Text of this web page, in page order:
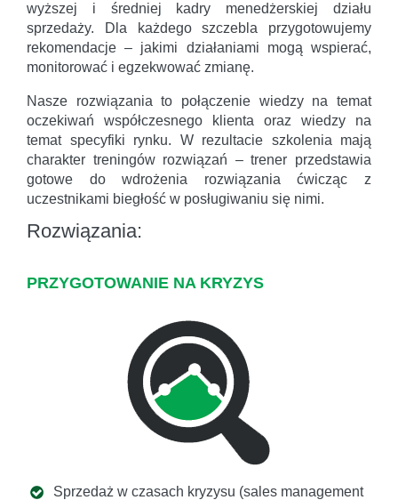
wyższej i średniej kadry menedżerskiej działu
sprzedaży. Dla każdego szczebla przygotowujemy
rekomendacje – jakimi działaniami mogą wspierać,
monitorować i egzekwować zmianę.
Nasze rozwiązania to połączenie wiedzy na temat
oczekiwań współczesnego klienta oraz wiedzy na
temat specyfiki rynku. W rezultacie szkolenia mają
charakter treningów rozwiązań – trener przedstawia
gotowe do wdrożenia rozwiązania ćwicząc z
uczestnikami biegłość w posługiwaniu się nimi.
Rozwiązania:
PRZYGOTOWANIE NA KRYZYS
Sprzedaż w czasach kryzysu (sales management